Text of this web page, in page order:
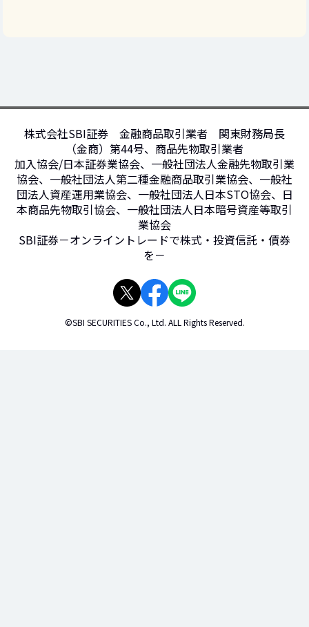
株式会社SBI証券 金融商品取引業者 関東財務局長
（金商）第44号、商品先物取引業者
加入協会/日本証券業協会、一般社団法人金融先物取引業
協会、一般社団法人第二種金融商品取引業協会、一般社
団法人資産運用業協会、一般社団法人日本STO協会、日
本商品先物取引協会、一般社団法人日本暗号資産等取引
業協会
SBI証券－オンライントレードで株式・投資信託・債券
を－
©SBI SECURITIES Co., Ltd. ALL Rights Reserved.